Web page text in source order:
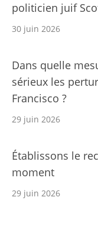
politicien juif
30 juin 2026
Dans quelle
sérieux les
Francisco ?
29 juin 2026
Établissons le
moment
29 juin 2026